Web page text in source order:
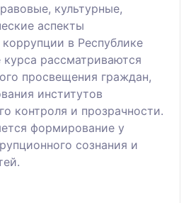
культурные,
аспекты
в Республике
курса рассматриваются
просвещения граждан,
институтов
контроля и прозрачности.
формирование у
сознания и